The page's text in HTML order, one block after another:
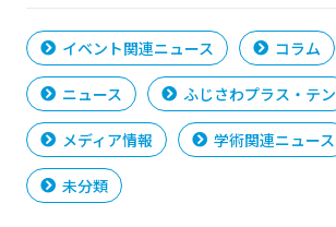
イベント関連ニュース コラム
ニュース ふじさわプラス・テン
メディア情報 学術関連ニュース
未分類